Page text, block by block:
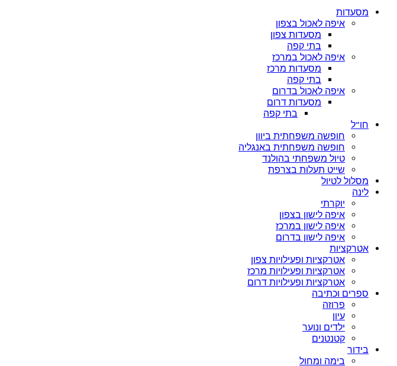
מסעדות
איפה לאכול בצפון
מסעדות צפון
בתי קפה
איפה לאכול במרכז
מסעדות מרכז
בתי קפה
איפה לאכול בדרום
מסעדות דרום
בתי קפה
חו”ל
חופשה משפחתית ביוון
חופשה משפחתית באנגליה
טיול משפחתי בהולנד
שייט תעלות בצרפת
מסלול לטיול
לינה
יוקרתי
איפה לישון בצפון
איפה לישון במרכז
איפה לישון בדרום
אטרקציות
אטרקציות ופעילויות צפון
אטרקציות ופעילויות מרכז
אטרקציות ופעילויות דרום
ספרים וכתיבה
פרוזה
עיון
ילדים ונוער
קטנטנים
בידור
בימה ומחול